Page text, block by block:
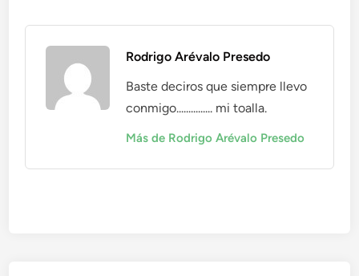
Rodrigo Arévalo Presedo
Baste deciros que siempre llevo
conmigo............... mi toalla.
Más de Rodrigo Arévalo Presedo